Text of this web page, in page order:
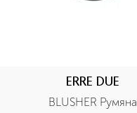
ERRE DUE
BLUSHER Румяна